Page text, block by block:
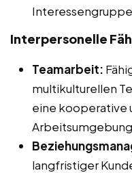
Interpersonelle
Teamarbeit:
multikulturellen
eine kooperative
langfristiger